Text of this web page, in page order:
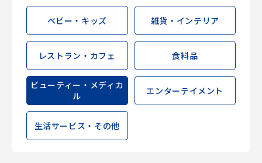
ベビー・キッズ 雑貨・インテリア
レストラン・カフェ 食料品
ビューティー・メディカ
ル
エンターテイメント
生活サービス・その他